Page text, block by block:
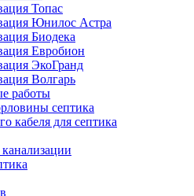
Топас
Юнилос Астра
Биодека
Евробион
ЭкоГранд
Волгарь
работы
септика
кабеля для септика